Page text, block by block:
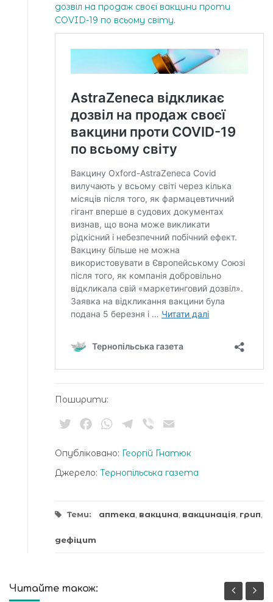
дозвіл на продаж своєї вакцини проти
COVID-19 по всьому світу.
Поширити:
TwitterFacebookWhatsApp
Telegram
Viber
Опубліковано: Георгій Гнатюк
Джерело: Тернопільська газета
Теми: аптека вакцина вакцинація грип
дефіцит
Читайте також: